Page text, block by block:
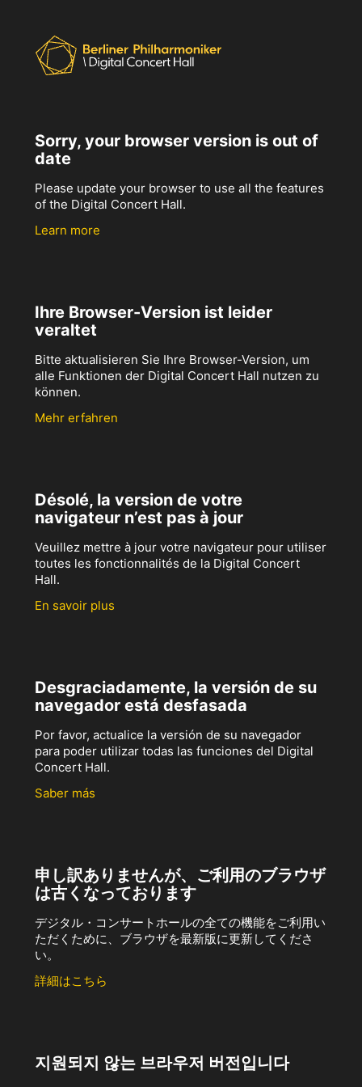
Sorry, your browser version is out of
date
Please update your browser to use all the features
of the Digital Concert Hall.
Learn more
Ihre Browser-Version ist leider
veraltet
Bitte aktualisieren Sie Ihre Browser-Version, um
alle Funktionen der Digital Concert Hall nutzen zu
können.
Mehr erfahren
Désolé, la version de votre
navigateur n’est pas à jour
Veuillez mettre à jour votre navigateur pour utiliser
toutes les fonctionnalités de la Digital Concert
Hall.
En savoir plus
Desgraciadamente, la versión de su
navegador está desfasada
Por favor, actualice la versión de su navegador
para poder utilizar todas las funciones del Digital
Concert Hall.
Saber más
申し訳ありませんが、ご利用のブラウザ
は古くなっております
デジタル・コンサートホールの全ての機能をご利用い
ただくために、ブラウザを最新版に更新してくださ
い。
詳細はこちら
지원되지 않는 브라우저 버전입니다